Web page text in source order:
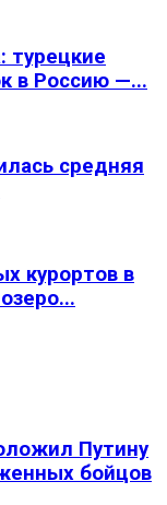
турецкие
в Россию —...
средняя
курортов в
Путину
бойцов